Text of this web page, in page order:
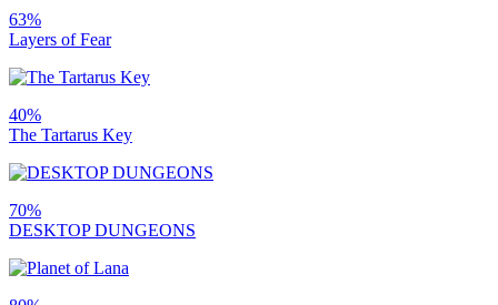
63%
Layers of Fear
40%
The Tartarus Key
70%
DESKTOP DUNGEONS